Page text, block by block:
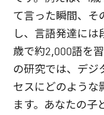
て言った瞬間、そ
し、言語発達には
歳で約2,000語を
の研究では、デジ
セスにどのような
ます。あなたの子